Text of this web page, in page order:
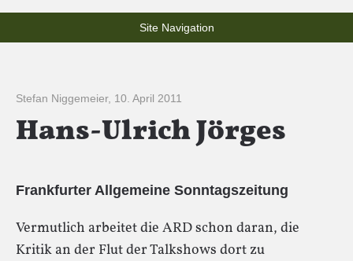
Site Navigation
Stefan Niggemeier, 10. April 2011
Hans-Ulrich Jörges
Frankfurter Allgemeine Sonntagszeitung
Vermutlich arbeitet die ARD schon daran, die
Kritik an der Flut der Talkshows dort zu